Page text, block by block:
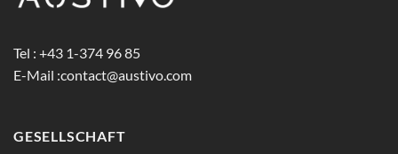
Tel : +43 1-374 96 85
E-Mail :contact@austivo.com
GESELLSCHAFT